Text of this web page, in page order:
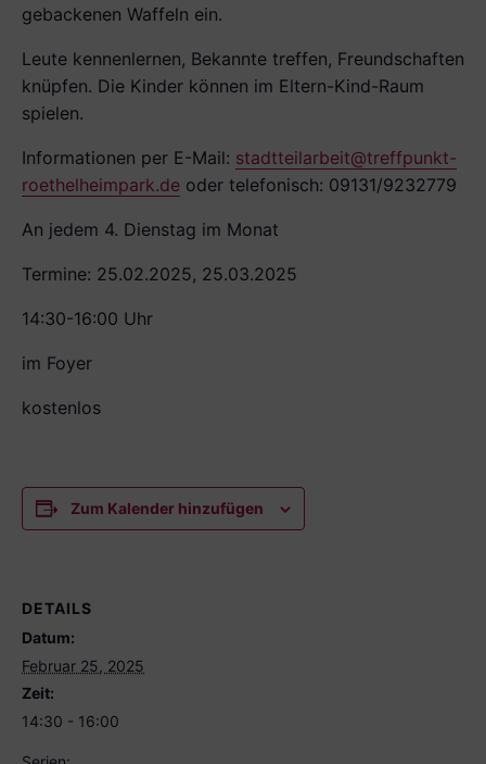
gebackenen Waffeln ein.
Leute kennenlernen, Bekannte treffen, Freundschaften
knüpfen. Die Kinder können im Eltern-Kind-Raum
spielen.
Informationen per E-Mail: stadtteilarbeit@treffpunkt-
roethelheimpark.de oder telefonisch: 09131/9232779
An jedem 4. Dienstag im Monat
Termine: 25.02.2025, 25.03.2025
14:30-16:00 Uhr
im Foyer
kostenlos
Zum Kalender hinzufügen
DETAILS
Datum:
Februar 25, 2025
Zeit:
14:30 - 16:00